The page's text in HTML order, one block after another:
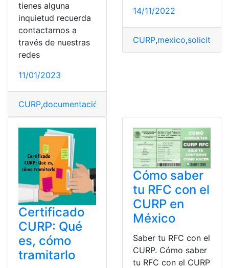
tienes alguna
inquietud recuerda
contactarnos a
través de nuestras
redes
11/01/2023
CURP,documentación
14/11/2022
CURP,mexico,solicitar
Certificado
CURP: Qué
es, cómo
tramitarlo
Cómo saber
tu RFC con el
CURP en
México
Saber tu RFC con el
CURP. Cómo saber
tu RFC con el CURP